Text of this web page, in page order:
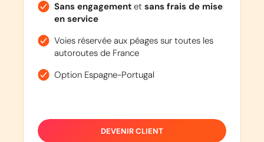
Sans engagementet sans frais de mise
en service
Voies réservée aux péages sur toutes les
autoroutes de France
Option Espagne-Portugal
DEVENIR CLIENT